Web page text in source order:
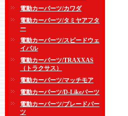
電動カーパーツ/カワダ
電動カーパーツ/タミヤアフタ
ー
電動カーパーツ/スピードウェ
イパル
電動カーパーツ/TRAXXAS
（トラクサス）
電動カーパーツ/マッチモア
電動カーパーツ/D-Likeパーツ
電動カーパーツ/ブレードパー
ツ